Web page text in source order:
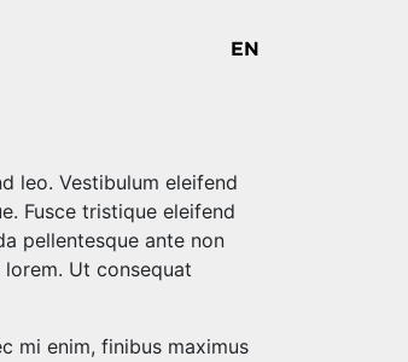
leo. Vestibulum eleifend
Fusce tristique eleifend
pellentesque ante non
Ut consequat
mi enim, finibus maximus